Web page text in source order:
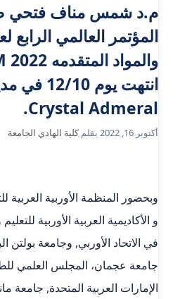
م.د شمس مناف فتحي
المؤتمر العالمي الرابع
انتهت يوم
Crystal Admeral.
أكتوبر 16, 2022 بقلمكلية الهادي الجامعة
في الاتحاد الأوربي, وجامعة بولتن
جامعة عجمان، المجلس العلمي
الإمارات العربية المتحدة,